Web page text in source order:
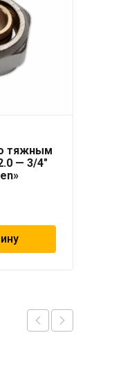
тяжным
— 3/4″